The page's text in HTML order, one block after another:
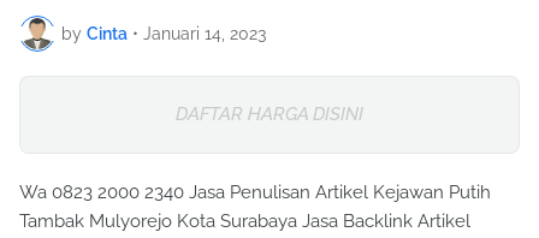
by Cinta • Januari 14, 2023
DAFTAR HARGA DISINI
Wa 0823 2000 2340 Jasa Penulisan Artikel Kejawan Putih
Tambak Mulyorejo Kota Surabaya Jasa Backlink Artikel